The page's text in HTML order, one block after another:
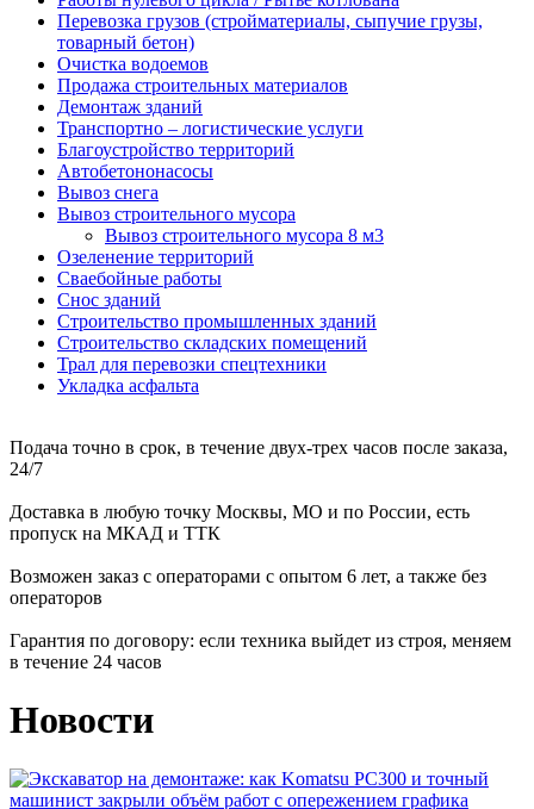
Перевозка грузов (стройматериалы, сыпучие грузы,
товарный бетон)
Очистка водоемов
Продажа строительных материалов
Демонтаж зданий
Транспортно – логистические услуги
Благоустройство территорий
Автобетононасосы
Вывоз снега
Вывоз строительного мусора
Вывоз строительного мусора 8 м3
Озеленение территорий
Сваебойные работы
Снос зданий
Строительство промышленных зданий
Строительство складских помещений
Трал для перевозки спецтехники
Укладка асфальта
Подача точно в срок, в течение двух-трех часов после заказа,
24/7
Доставка в любую точку Москвы, МО и по России, есть
пропуск на МКАД и ТТК
Возможен заказ с операторами с опытом 6 лет, а также без
операторов
Гарантия по договору: если техника выйдет из строя, меняем
в течение 24 часов
Новости